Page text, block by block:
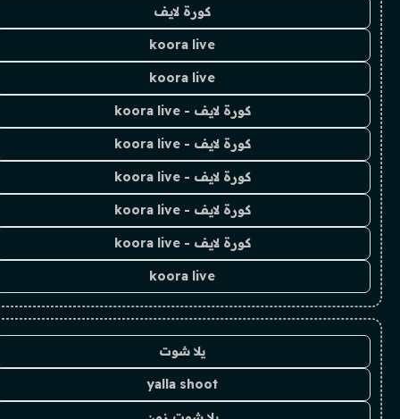
كورة لايف
koora live
koora live
كورة لايف - koora live
كورة لايف - koora live
كورة لايف - koora live
كورة لايف - koora live
كورة لايف - koora live
koora live
يلا شوت
yalla shoot